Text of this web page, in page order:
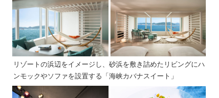
リゾートの浜辺をイメージし、砂浜を敷き詰めたリビングにハ
ンモックやソファを設置する「海峡カバナスイート」